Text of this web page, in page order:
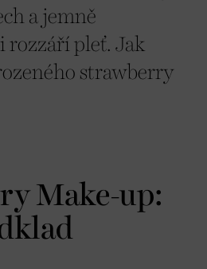
a jemně
rozzáří pleť. Jak
strawberry
Make-up: